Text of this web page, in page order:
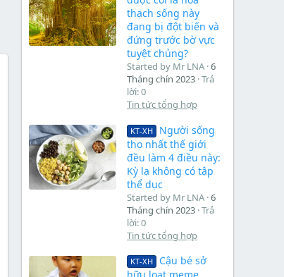
thạch sống này
đang bị đột biến và
đứng trước bờ vực
tuyệt chủng?
Started by Mr LNA 6
Tháng chín 2023 Trả
lời: 0
Tin tức tổng hợp
KT-XH
Người sống
thọ nhất thế giới
đều làm 4 điều này:
Kỳ lạ không có tập
thể dục
Started by Mr LNA 6
Tháng chín 2023 Trả
lời: 0
Tin tức tổng hợp
KT-XH
Cậu bé sở